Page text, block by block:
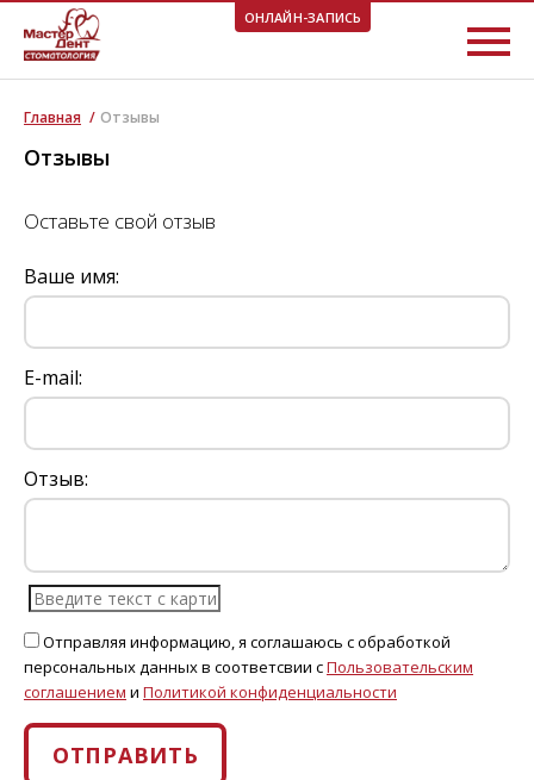
ВЫБЕРИТЕ УДОБНОЕ ВРЕМЯ!
ЗАПИСАТЬСЯ
Нажимая кнопку «Оставить заявку», вы даёте
согласие на обработку персональных данных в
соответствиисПолитикой конфиденциальности
согласие на получение информационных и
маркетинговых рассылок, а также звонков:
ОНЛАЙН-ЗАПИСЬ
Главная / Отзывы
Отзывы
Оставьте свой отзыв
Ваше имя:
E-mail:
Отзыв:
Отправляя информацию, я соглашаюсь с обработкой
персональных данных в соответсвии сПользовательским
соглашением и Политикой конфиденциальности
ОТПРАВИТЬ